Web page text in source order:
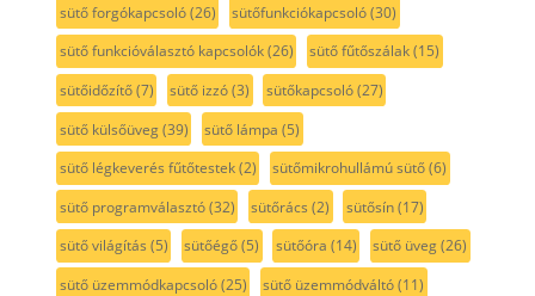
sütő forgókapcsoló(26) sütőfunkciókapcsoló(30)
sütő funkcióválasztó kapcsolók(26) sütő fűtőszálak(15)
sütőidőzítő(7) sütő izzó(3) sütőkapcsoló(27)
sütő külsőüveg(39) sütő lámpa (5)
sütő légkeverés fűtőtestek(2) sütőmikrohullámú sütő(6)
sütő programválasztó(32) sütőrács (2) sütősín(17)
sütő világítás (5) sütőégő(5) sütőóra (14) sütő üveg(26)
sütő üzemmódkapcsoló(25) sütő üzemmódváltó(11)